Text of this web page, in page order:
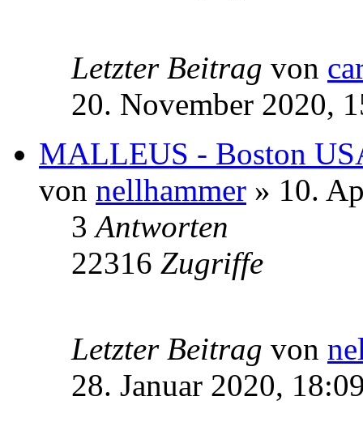
Letzter Beitrag von
20. November 2020,
MALLEUS - Boston
von nellhammer » 10.
3Antworten
22316 Zugriffe
Letzter Beitrag von
28. Januar 2020,